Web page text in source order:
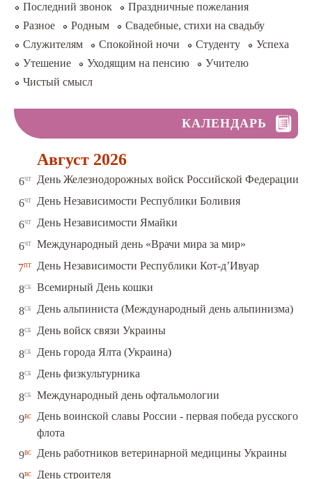
Последний звонок
Праздничные пожелания
Разное
Родным
Свадебные, стихи на свадьбу
Служителям
Спокойной ночи Студенту
Успеха
Утешение
Уходящим на пенсию
Учителю
Чистый смысл
КАЛЕНДАРЬ
Август 2026
6чт День Железнодорожных войск Российской Федерации
6чт День Независимости Республики Боливия
6чт День Независимости Ямайки
6чт Международный день «Врачи мира за мир»
7пт День Независимости Республики Кот-д’Ивуар
8сб Всемирный День кошки
8сб День альпиниста (Международный день альпинизма)
8сб День войск связи Украины
8сб День города Ялта (Украина)
8сб День физкультурника
8сб Международный день офтальмологии
9вс
День воинской славы России - первая победа русского
флота
9вс День работников ветеринарной медицины Украины
вс День строителя